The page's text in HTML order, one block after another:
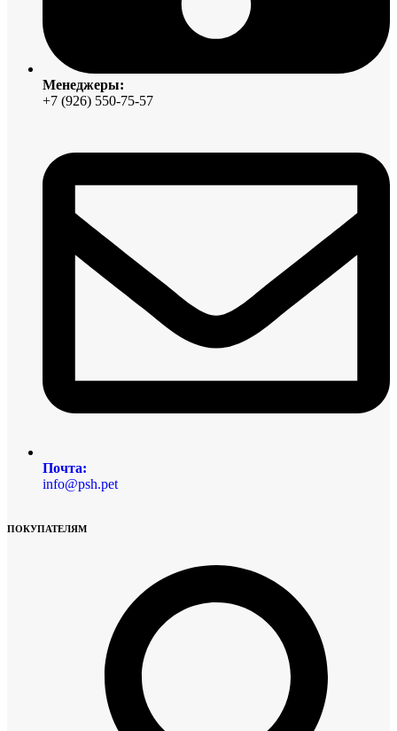
Менеджеры:
+7 (926) 550-75-57
Почта:
info@psh.pet
ПОКУПАТЕЛЯМ